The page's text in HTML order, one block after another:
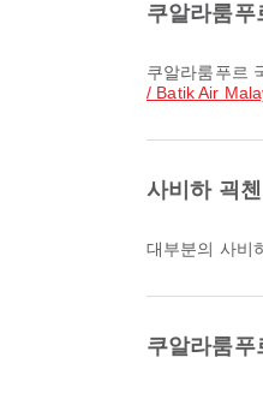
쿠알라룸푸
쿠알라룸푸
/ Batik Air
사비하 괵
대부분의 사
쿠알라룸푸